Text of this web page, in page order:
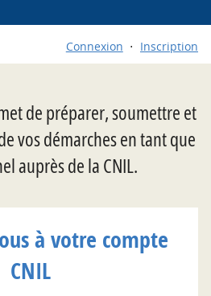
Connexion Inscription
de préparer, soumettre et
vos démarches en tant que
auprès de la CNIL.
à votre compte
CNIL